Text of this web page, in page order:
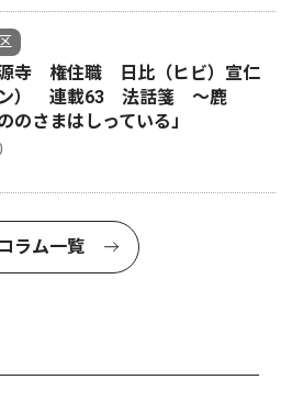
源寺 権住職 日比（ヒビ）宣仁
ン） 連載63 法話箋 〜鹿
さまはしっている」
コラム一覧